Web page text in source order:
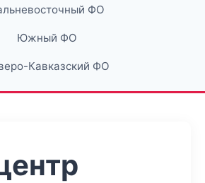
ФО
Южный ФО
Кавказский ФО